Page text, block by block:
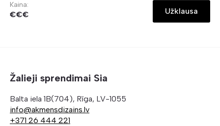
Kaina:
€€€ Užklausa
Žalieji sprendimai Sia
Balta iela 1B(704), Rīga, LV-1055
info@akmensdizains.lv
+371 26 444 221